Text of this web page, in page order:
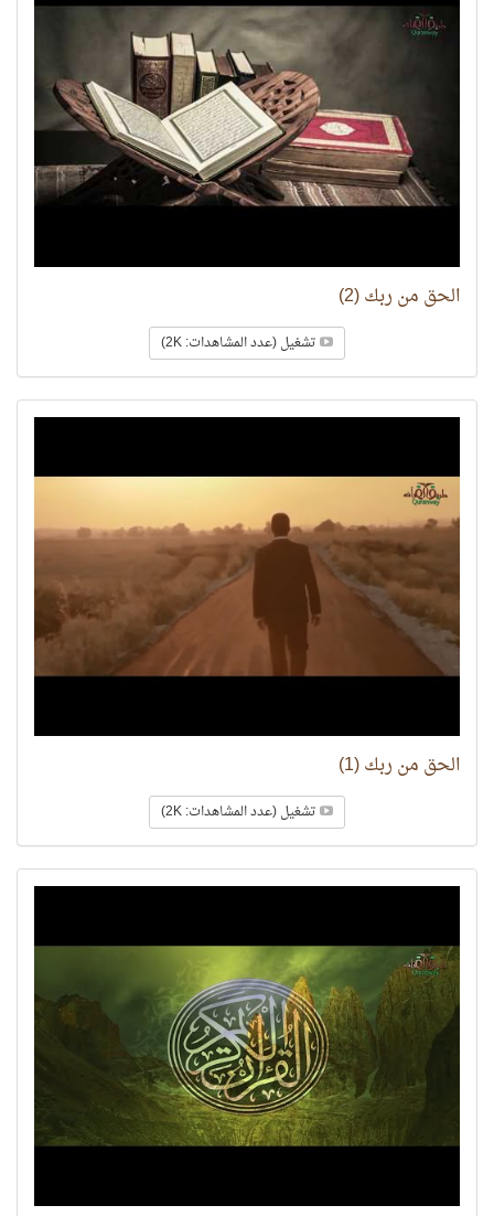
الحق من ربك (2)
تشغيل (عدد المشاهدات: 2K)
الحق من ربك (1)
تشغيل (عدد المشاهدات: 2K)